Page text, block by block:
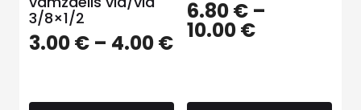
3/8×1/2
3.00€ – 4.00€
6.80€–
10.00€